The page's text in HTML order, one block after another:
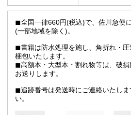
◼︎全国一律660円(税込)で、佐川急便
(一部地域を除く)。
◼︎書籍は防水処理を施し、角折れ・
梱包いたします。
◼︎高額本・大型本・割れ物等は、破損
お送りします。
◼︎追跡番号は発送時にご連絡いたしま
い。